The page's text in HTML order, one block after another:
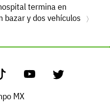
termina en
bazar y dos vehículos
MX